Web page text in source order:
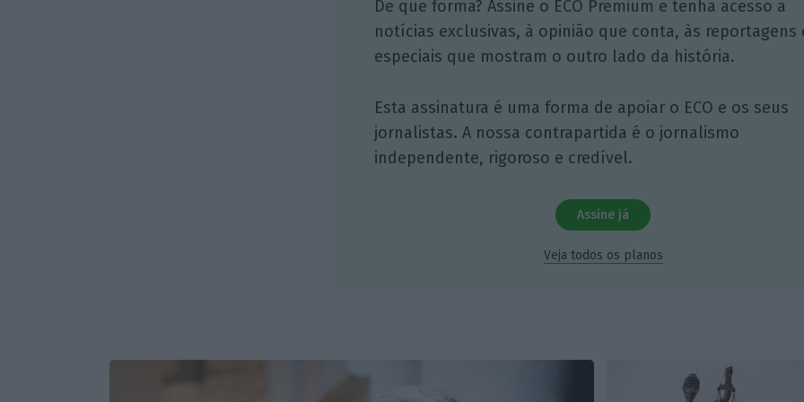
De que forma? Assine o ECO Premium e tenha acesso a
notícias exclusivas, à opinião que conta, às reportagens
especiais que mostram o outro lado da história.
Esta assinatura é uma forma de apoiar o ECO e os seus
jornalistas. A nossa contrapartida é o jornalismo
independente, rigoroso e credível.
Assine já
Veja todos os planos